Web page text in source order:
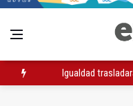
Igualdad